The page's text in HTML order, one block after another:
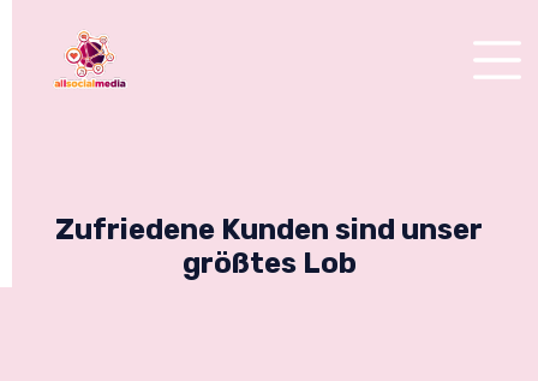
Zufriedene Kunden sind unser
größtes Lob